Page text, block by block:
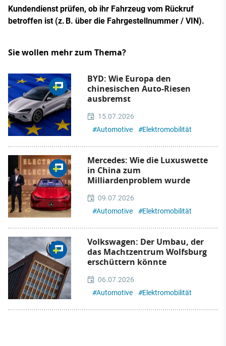
Kundendienst prüfen, ob ihr Fahrzeug vom Rückruf
betroffen ist (z. B. über die Fahrgestellnummer / VIN).
Sie wollen mehr zum Thema?
BYD: Wie Europa den
chinesischen Auto-Riesen
ausbremst
15.07.2026
#Automotive #Elektromobilität
Mercedes: Wie die Luxuswette
in China zum
Milliardenproblem wurde
09.07.2026
#Automotive #Elektromobilität
Volkswagen: Der Umbau, der
das Machtzentrum Wolfsburg
erschüttern könnte
06.07.2026
#Automotive #Elektromobilität